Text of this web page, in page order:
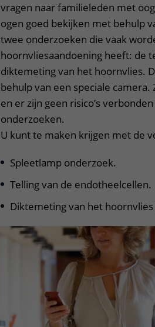
vragen naar familieleden met
ogen goed bekijken met behulp
twee onderzoeken die vaak
hoornvliesaandoening heeft: de
diktemeting van het hoornvlies.
behulp van een speciale
en er zijn geen risico’s
onderzoeken.
U kunt te maken krijgen met de
Spleetlamp onderzoek.
Telling van de endotheelcellen.
Diktemeting van het